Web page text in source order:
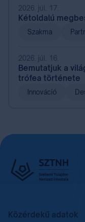
2026. júl. 17.
Kétoldalú
Szakma
2026. júl. 16.
Bemutatjuk a
trófea története
Innováció
Közérdekű adatok